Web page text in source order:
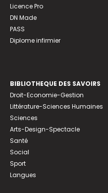
Licence Pro
DN Made
PASS
Diplome infirmier
BIBLIOTHEQUE DES SAVOIRS
Droit-Economie-Gestion
Littérature-Sciences Humaines
Sciences
Arts-Design-Spectacle
Santé
Social
Sport
Langues